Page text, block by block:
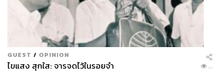
GUEST / OPINION
ไขแสง สุกใส: จารจดไว้ในรอยจำ ...